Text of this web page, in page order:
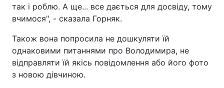
Техно і зв'язок Лайт
Здоров'я Туризм
Цікавинки
так і роблю. А ще... все дається для досвіду, тому
вчимося", - сказала Горняк.
Також вона попросила не дошкуляти їй
однаковими питаннями про Володимира, не
відправляти їй якісь повідомлення або його фото
з новою дівчиною.